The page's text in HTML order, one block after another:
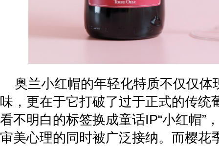
奥兰小红帽的年轻化特质不仅仅体
味，更在于它打破了过于正式的传统
看不明白的标签换成童话IP“小红帽”
审美心理的同时被广泛接纳。而樱花